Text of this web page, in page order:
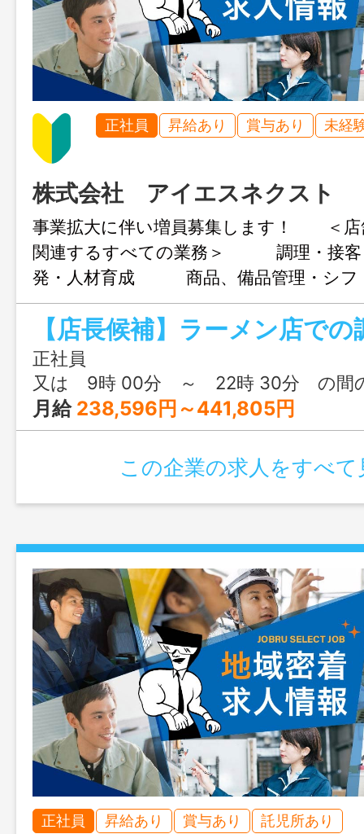
正社員 昇給あり 賞与あり 未経
株式会社 アイエスネクスト
事業拡大に伴い増員募集します！ ＜店
関連するすべての業務＞ 調理・接客
発・人材育成 商品、備品管理・シ
用期間中も給与の変動はありません。
までしっかりサポートしますのでご
『働き方改革関連認定企業』 変更範囲
正社員
又は 9時 00分 ～ 22時 30分 の間
月給 238,596円～441,805円
この企業の求人をすべて
正社員 昇給あり 賞与あり 託児所あり